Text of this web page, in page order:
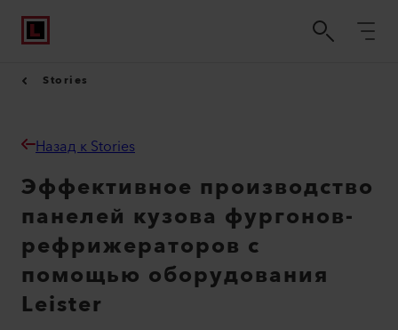
Stories
Назад к Stories
Эффективное производство
панелей кузова фургонов-
рефрижераторов с
помощью оборудования
Leister